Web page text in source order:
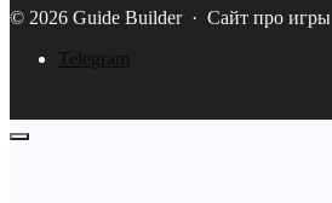
© 2026 Guide Builder· Сайт про игры
Telegram